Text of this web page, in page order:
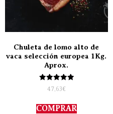
Chuleta de lomo alto de
vaca selección europea 1Kg.
Aprox.
Valorado
con
de 5
47,63€
COMPRAR